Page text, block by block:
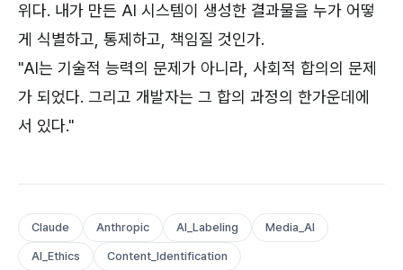
위다. 내가 만든 AI 시스템이 생성한 결과물을 누가 어떻
게 식별하고, 통제하고, 책임질 것인가.
"AI는 기술적 능력의 문제가 아니라, 사회적 합의의 문제
가 되었다. 그리고 개발자는 그 합의 과정의 한가운데에
서 있다."
Claude Anthropic AI_Labeling Media_AI
AI_Ethics Content_Identification